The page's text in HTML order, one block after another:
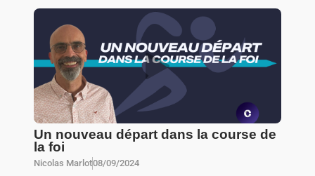
Un nouveau départ dans la course de
la foi
Nicolas Marlot08/09/2024